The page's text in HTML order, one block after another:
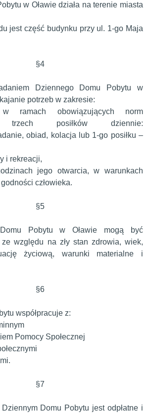
w Oławie działa na terenie miasta
jest część budynku przy ul. 1-go Maja
§4
Dziennego Domu Pobytu w
potrzeb w zakresie:
ramach obowiązujących norm
trzech posiłków dziennie:
obiad, kolacja lub 1-go posiłku –
i rekreacji,
jego otwarcia, w warunkach
człowieka.
§5
Pobytu w Oławie mogą być
względu na zły stan zdrowia, wiek,
życiową, warunki materialne i
§6
współpracuje z:
Pomocy Społecznej
§7
Domu Pobytu jest odpłatne i